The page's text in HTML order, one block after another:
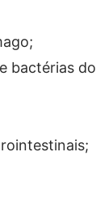
bactérias do